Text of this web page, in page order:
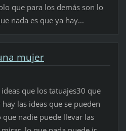
que para los demás son lo
nada es que ya hay...
mujer
que los tatuajes30 que
las ideas que se pueden
nadie puede llevar las